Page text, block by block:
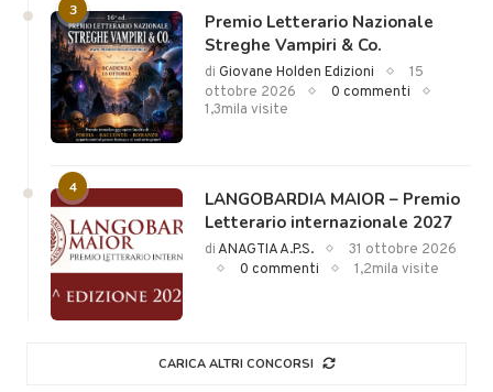
3
Premio Letterario Nazionale
Streghe Vampiri & Co.
di Giovane Holden Edizioni
15
ottobre 2026
0 commenti
1,3mila visite
4
LANGOBARDIA MAIOR – Premio
Letterario internazionale 2027
diANAGTIA A.P.S.
31 ottobre 2026
0 commenti
1,2mila visite
CARICA ALTRI CONCORSI